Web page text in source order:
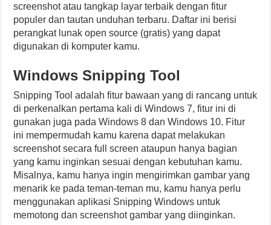
screenshot atau tangkap layar terbaik dengan fitur
populer dan tautan unduhan terbaru. Daftar ini berisi
perangkat lunak open source (gratis) yang dapat
digunakan di komputer kamu.
Windows Snipping Tool
Snipping Tool adalah fitur bawaan yang di rancang untuk
di perkenalkan pertama kali di Windows 7, fitur ini di
gunakan juga pada Windows 8 dan Windows 10. Fitur
ini mempermudah kamu karena dapat melakukan
screenshot secara full screen ataupun hanya bagian
yang kamu inginkan sesuai dengan kebutuhan kamu.
Misalnya, kamu hanya ingin mengirimkan gambar yang
menarik ke pada teman-teman mu, kamu hanya perlu
menggunakan aplikasi Snipping Windows untuk
memotong dan screenshot gambar yang diinginkan.